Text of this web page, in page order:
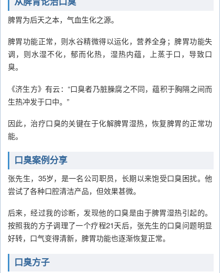
脾胃为后天之本，气血生化之源。
脾胃功能正常，则水谷精微得以运化，营养全身；脾胃功能失
调，则水湿不化，郁而化热，湿热内蕴，上蒸于口，导致口
臭。
《济生方》有云：“口臭者乃脏臊腐之不同，蕴积于胸隔之间而
生热冲发于口中。”
因此，治疗口臭的关键在于化解脾胃湿热，恢复脾胃的正常功
能。
口臭案例分享
张先生，35岁，是一名公司职员，长期以来饱受口臭困扰。他
尝试了各种口腔清洁产品，但效果甚微。
后来，经过我的诊断，发现他的口臭是由于脾胃湿热引起的。
按照我的方子调理了一个疗程21天后，张先生的口臭问题明显
好转，口气变得清新，脾胃功能也逐渐恢复正常。
口臭方子